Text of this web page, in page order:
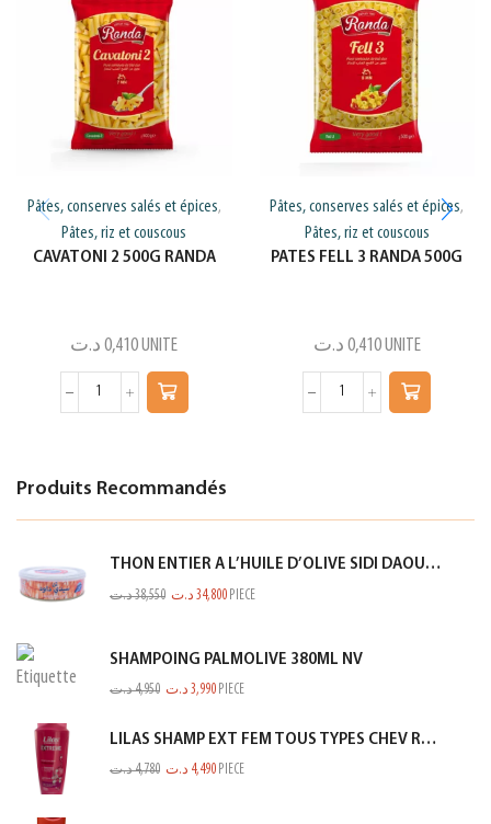
Pâtes, conserves salés et épices,
Pâtes, riz et couscous
CAVATONI 2 500G RANDA
0,410 د.ت UNITE
Pâtes, conserves salés et épices,
Pâtes, riz et couscous
PATES FELL 3 RANDA 500G
0,410 د.ت UNITE
Produits Recommandés
THON ENTIER A L’HUILE D’OLIVE SIDI DAOUD 950G
38,550د.ت 34,800 د.ت PIECE
SHAMPOING PALMOLIVE 380ML NV
4,950د.ت 3,990 د.ت PIECE
LILAS SHAMP EXT FEM TOUS TYPES CHEV ROSE 350ML
4,780د.ت 4,490 د.ت PIECE